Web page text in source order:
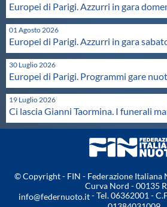
Sostenibilità
Privacy
Cookie Policy
Archivio News
Flash News
Europei di Parigi. Azzurri in gara
01 Agosto 2026
Europei di Parigi. Azzurri in gara
30 Luglio 2026
Europei di Parigi. Programmi gare
19 Luglio 2026
Ci lascia Gianni Taormina. I funerali
© Copyright - FIN - Federazione Italiana
Curva Nord - 00135
info@federnuoto.it- Tel. 06362001 -